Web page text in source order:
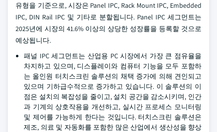
유형을 기준으로, 시장은 Panel IPC, Rack Mount IPC, Embedded
IPC, DIN Rail IPC 및 기타로 분할됩니다. Panel IPC 세그먼트는
2025년에 시장의 41.6% 이상의 상당한 성장률을 등록할 것으로
예상됩니다.
패널 IPC 세그먼트는 산업용 PC 시장에서 가장 큰 점유율을
차지하고 있으며, 디스플레이와 컴퓨터 기능을 모두 포함하
는 올인원 터치스크린 솔루션의 채택 증가에 의해 견인되고
있으며 기하급수적으로 증가하고 있습니다. 이 솔루션의 이
점은 설치의 복잡성을 줄이고, 설치 공간을 감소시키며, 인간
과 기계의 상호작용을 개선하고, 실시간 프로세스 모니터링
및 제어를 가능하게 한다는 것입니다. 터치스크린 솔루션은
제조, 의료 및 자동화를 포함한 많은 산업에서 생산성을 향상